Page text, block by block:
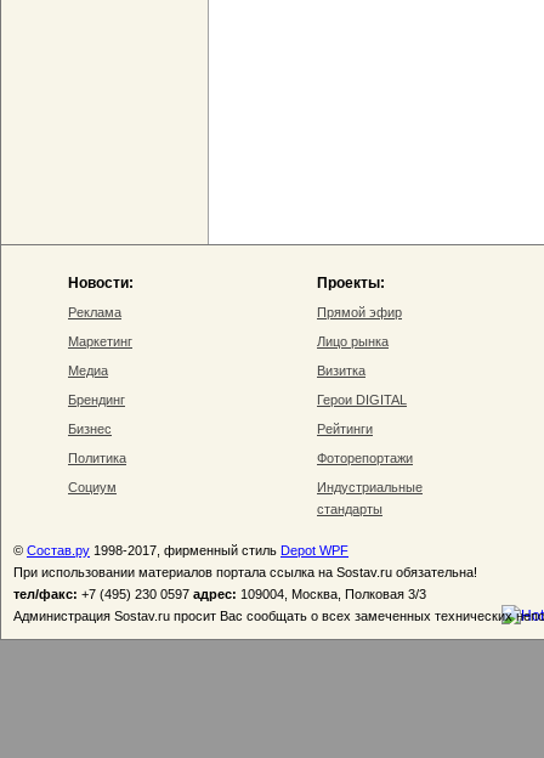
Новости:
Реклама
Маркетинг
Медиа
Брендинг
Бизнес
Политика
Социум
Проекты:
Прямой эфир
Лицо рынка
Визитка
Герои DIGITAL
Рейтинги
Фоторепортажи
Индустриальные
стандарты
© Состав.ру 1998-2017, фирменный стиль Depot WPF
При использовании материалов портала ссылка на Sostav.ru обязательна!
тел/факс: +7 (495) 230 0597 адрес: 109004, Москва, Полковая 3/3
Администрация Sostav.ru просит Вас сообщать о всех замеченных технических